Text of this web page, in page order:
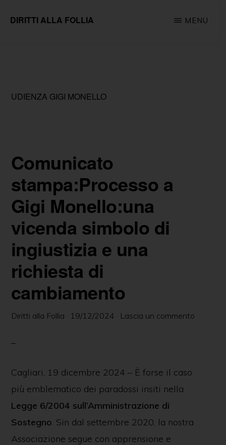
DIRITTI ALLA FOLLIA
della
promozione
dei
diritti
fondamentali
delle
persone
in
psichiatrico
e
MENU
UDIENZA GIGI MONELLO
Comunicato
stampa:Processo a
Gigi Monello:una
vicenda simbolo di
ingiustizia e una
richiesta di
cambiamento
Diritti alla Follia · 19/12/2024 · Lascia un commento
Cagliari, 19 dicembre 2024 – È forse il caso
più emblematico dei paradossi insiti nella
Legge 6/2004 sull’Amministrazione di
Sostegno. Sin dal settembre 2020, la nostra
Associazione segue con apprensione e